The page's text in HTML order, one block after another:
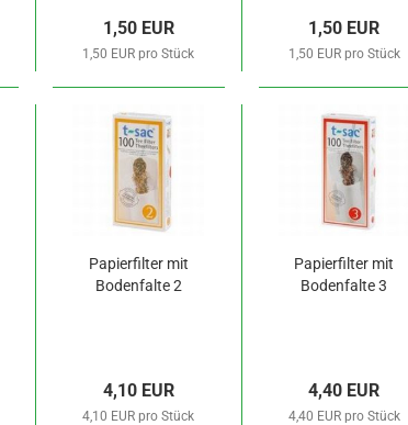
1,50 EUR
1,50 EUR pro Stück
1,50 EUR
1,50 EUR pro Stück
Papierfilter mit
Bodenfalte 2
4,10 EUR
4,10 EUR pro Stück
Papierfilter mit
Bodenfalte 3
4,40 EUR
4,40 EUR pro Stück